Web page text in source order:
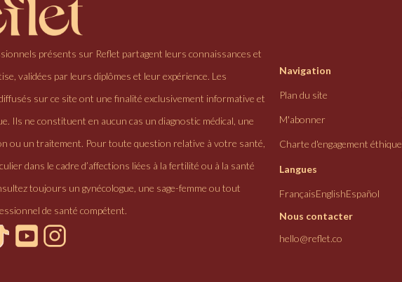
présents sur Reflet partagent leurs connaissances et
validées par leurs diplômes et leur expérience. Les
sur ce site ont une finalité exclusivement informative et
Ils ne constituent en aucun cas un diagnostic médical, une
ou un traitement. Pour toute question relative à votre santé,
dans le cadre d’affections liées à la fertilité ou à la santé
toujours un gynécologue, une sage-femme ou tout
de santé compétent.
Navigation
Plan du site
M'abonner
Charte d'engagement éthique
Langues
FrançaisEnglishEspañol
Nous contacter
hello@reflet.co